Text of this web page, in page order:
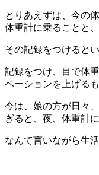
とりあえずは、今の
体重計に乗ることと、
その記録をつけると
記録をつけ、目で体
ベーションを上げる
今は、娘の方が日々
ぎると、夜、体重計
なんて言いながら生